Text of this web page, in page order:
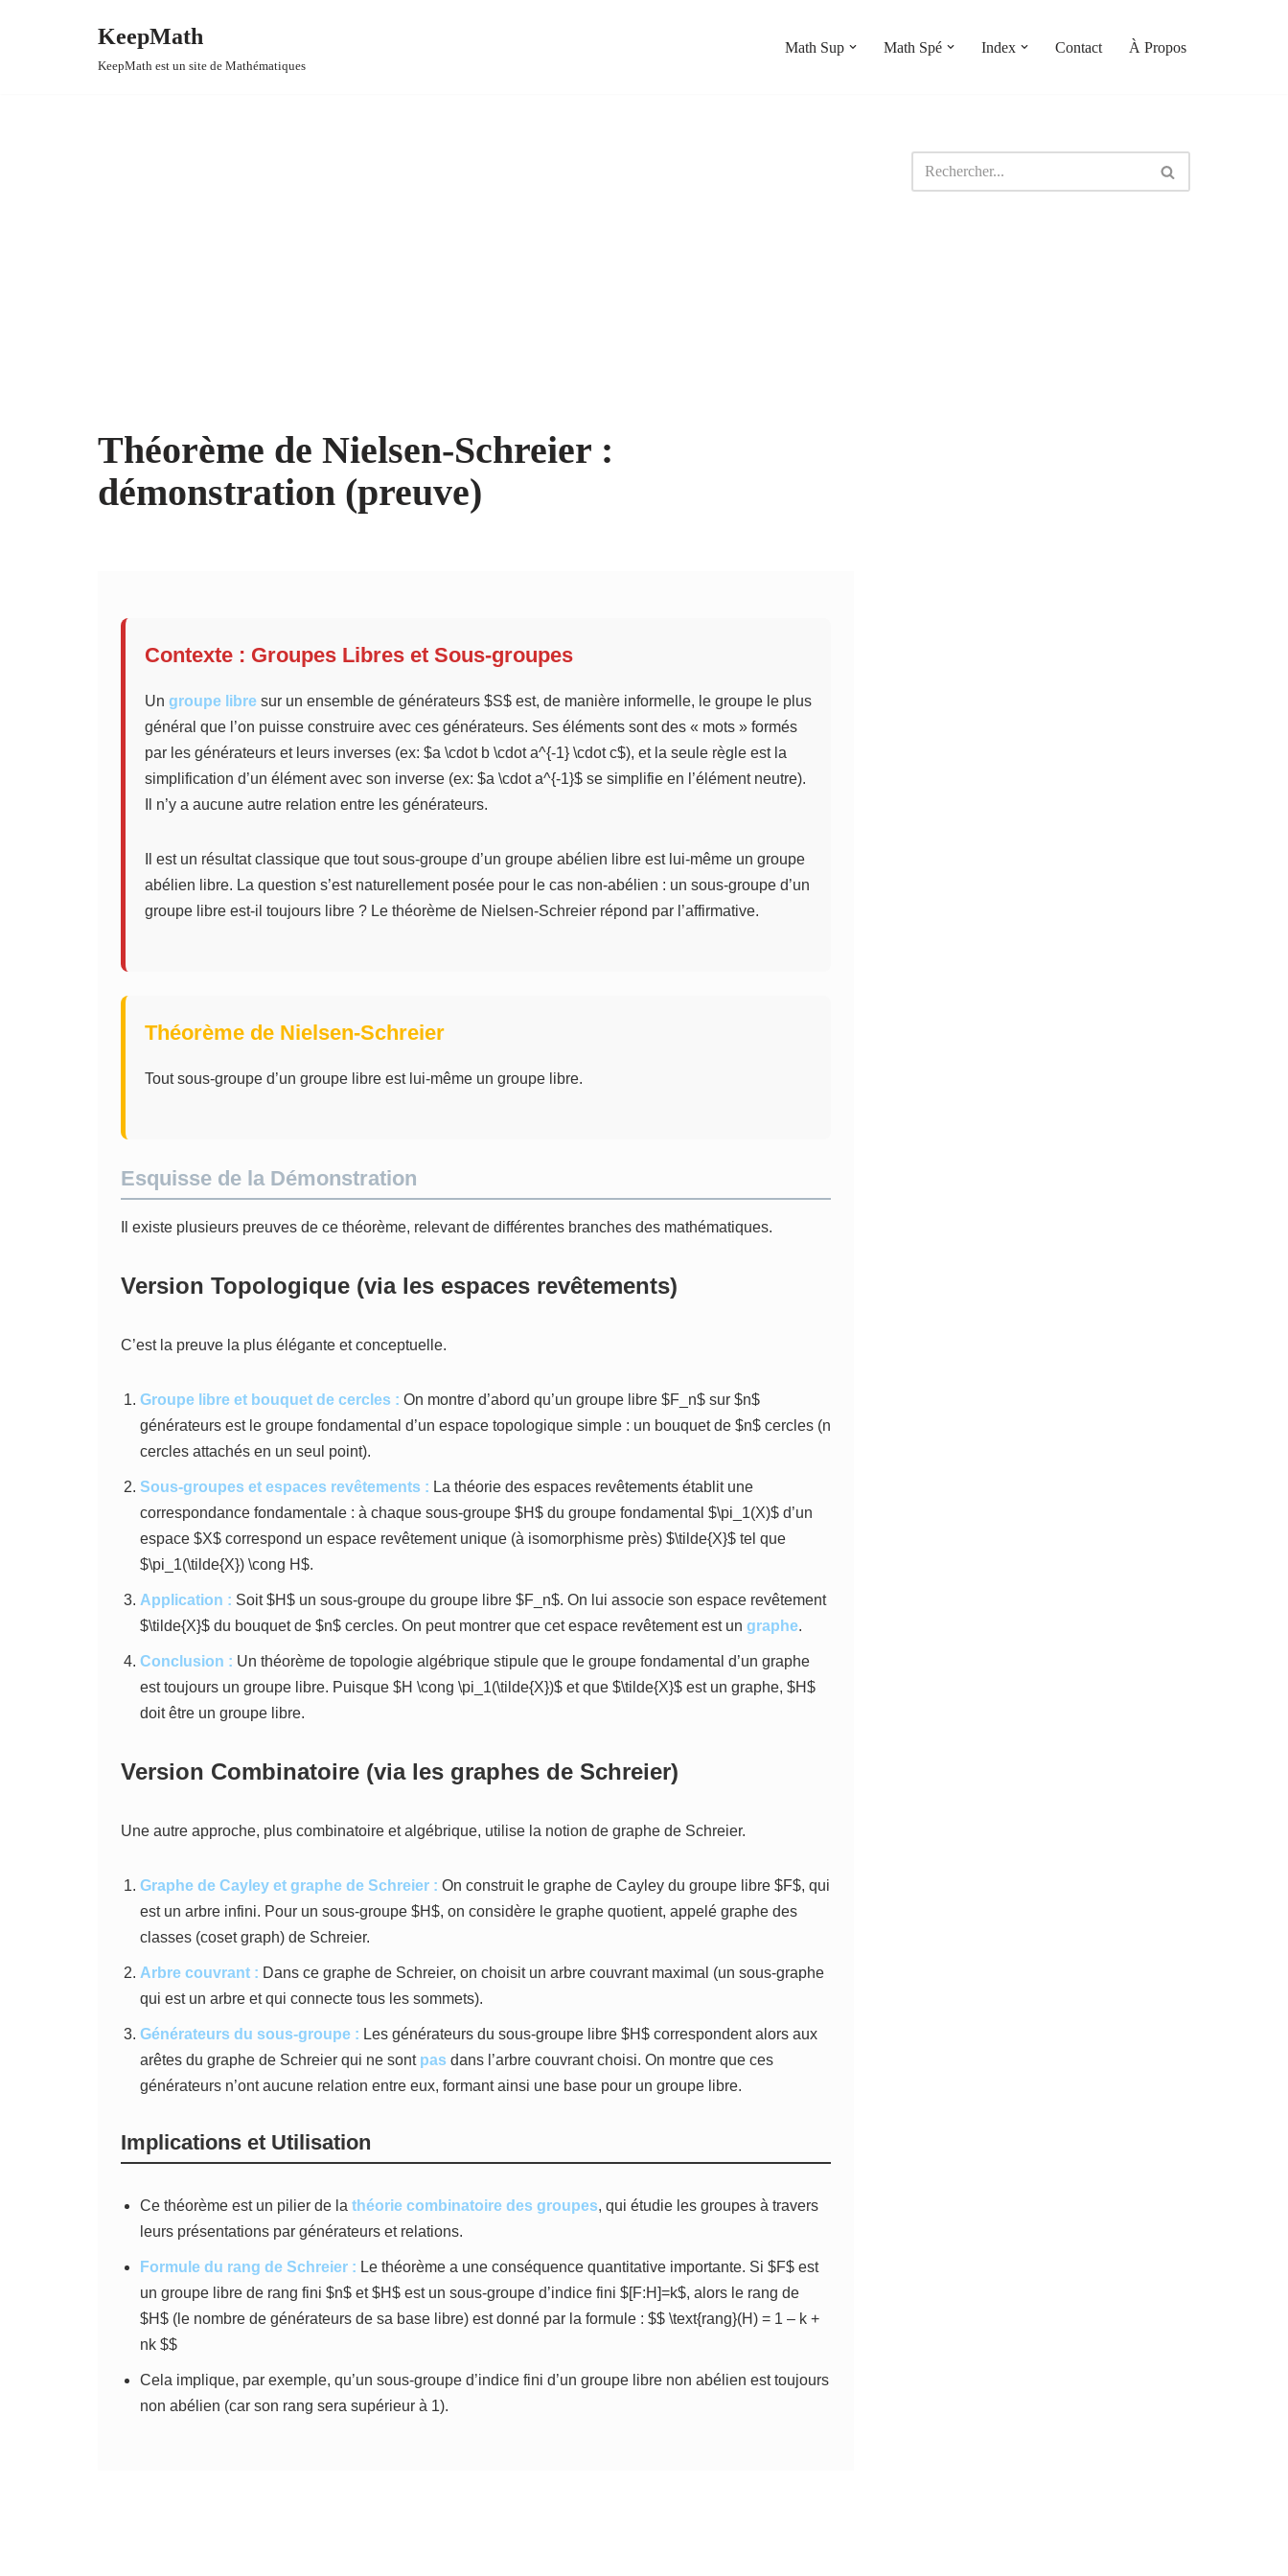
KeepMath
KeepMath est un site de Mathématiques
Math Sup Math Spé Index Contact À Propos
Théorème de Nielsen-Schreier :
démonstration (preuve)
Contexte : Groupes Libres et Sous-groupes
Un groupe libre sur un ensemble de générateurs $S$ est, de manière informelle, le groupe le plus
général que l’on puisse construire avec ces générateurs. Ses éléments sont des « mots » formés
par les générateurs et leurs inverses (ex: $a \cdot b \cdot a^{-1} \cdot c$), et la seule règle est la
simplification d’un élément avec son inverse (ex: $a \cdot a^{-1}$ se simplifie en l’élément neutre).
Il n’y a aucune autre relation entre les générateurs.
Il est un résultat classique que tout sous-groupe d’un groupe abélien libre est lui-même un groupe
abélien libre. La question s’est naturellement posée pour le cas non-abélien : un sous-groupe d’un
groupe libre est-il toujours libre ? Le théorème de Nielsen-Schreier répond par l’affirmative.
Théorème de Nielsen-Schreier
Tout sous-groupe d’un groupe libre est lui-même un groupe libre.
Esquisse de la Démonstration
Il existe plusieurs preuves de ce théorème, relevant de différentes branches des mathématiques.
Version Topologique (via les espaces revêtements)
C’est la preuve la plus élégante et conceptuelle.
Groupe libre et bouquet de cercles : On montre d’abord qu’un groupe libre $F_n$ sur $n$
générateurs est le groupe fondamental d’un espace topologique simple : un bouquet de $n$ cercles (n
cercles attachés en un seul point).
Sous-groupes et espaces revêtements : La théorie des espaces revêtements établit une
correspondance fondamentale : à chaque sous-groupe $H$ du groupe fondamental $\pi_1(X)$ d’un
espace $X$ correspond un espace revêtement unique (à isomorphisme près) $\tilde{X}$ tel que
$\pi_1(\tilde{X}) \cong H$.
Application : Soit $H$ un sous-groupe du groupe libre $F_n$. On lui associe son espace revêtement
$\tilde{X}$ du bouquet de $n$ cercles. On peut montrer que cet espace revêtement est un graphe.
Conclusion : Un théorème de topologie algébrique stipule que le groupe fondamental d’un graphe
est toujours un groupe libre. Puisque $H \cong \pi_1(\tilde{X})$ et que $\tilde{X}$ est un graphe, $H$
doit être un groupe libre.
Version Combinatoire (via les graphes de Schreier)
Une autre approche, plus combinatoire et algébrique, utilise la notion de graphe de Schreier.
Graphe de Cayley et graphe de Schreier : On construit le graphe de Cayley du groupe libre $F$, qui
est un arbre infini. Pour un sous-groupe $H$, on considère le graphe quotient, appelé graphe des
classes (coset graph) de Schreier.
Arbre couvrant : Dans ce graphe de Schreier, on choisit un arbre couvrant maximal (un sous-graphe
qui est un arbre et qui connecte tous les sommets).
Générateurs du sous-groupe : Les générateurs du sous-groupe libre $H$ correspondent alors aux
arêtes du graphe de Schreier qui ne sont pas dans l’arbre couvrant choisi. On montre que ces
générateurs n’ont aucune relation entre eux, formant ainsi une base pour un groupe libre.
Implications et Utilisation
Ce théorème est un pilier de la théorie combinatoire des groupes, qui étudie les groupes à travers
leurs présentations par générateurs et relations.
Formule du rang de Schreier : Le théorème a une conséquence quantitative importante. Si $F$ est
un groupe libre de rang fini $n$ et $H$ est un sous-groupe d’indice fini $[F:H]=k$, alors le rang de
$H$ (le nombre de générateurs de sa base libre) est donné par la formule : $$ \text{rang}(H) = 1 – k +
nk $$
Cela implique, par exemple, qu’un sous-groupe d’indice fini d’un groupe libre non abélien est toujours
non abélien (car son rang sera supérieur à 1).